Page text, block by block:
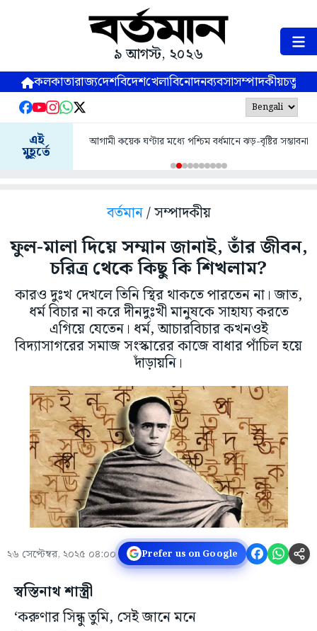
৯ আগস্ট, ২০২৬
কলকাতারাজ্যদেশবিদেশখেলাবিনোদনব্যবসাসম্পাদকীয়
এই
মুহূর্তে
আগামী কয়েক ঘণ্টার মধ্যে পশ্চিম বর্ধমানে ঝড়-বৃষ্টির সম্ভাবনা
বর্তমান/ সম্পাদকীয়
ফুল-মালা দিয়ে সম্মান জানাই, তাঁর জীবন,
চরিত্র থেকে কিছু কি শিখলাম?
কারও দুঃখ দেখলে তিনি স্থির থাকতে পারতেন না। জাত,
ধর্ম বিচার না করে দীনদুঃখী মানুষকে সাহায্য করতে
এগিয়ে যেতেন। ধর্ম, আচারবিচার কখনওই
বিদ্যাসাগরের সমাজ সংস্কারের কাজে বাধার পাঁচিল হয়ে
দাঁড়ায়নি।
২৬ সেপ্টেম্বর, ২০২৫ ০৪:০০ Prefer us on Google
স্বস্তিনাথ শাস্ত্রী
‘করুণার সিন্ধু তুমি, সেই জানে মনে